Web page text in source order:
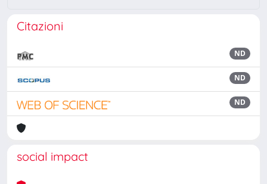
Citazioni
ND
ND
ND
social impact